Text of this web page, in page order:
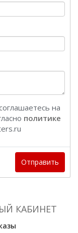
на
политике
Отправить
КАБИНЕТ